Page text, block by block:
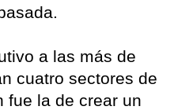
a las más de
cuatro sectores de
fue la de crear un